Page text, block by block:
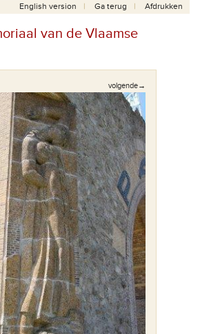
English version Ga terug Afdrukken
van de Vlaamse
volgende→